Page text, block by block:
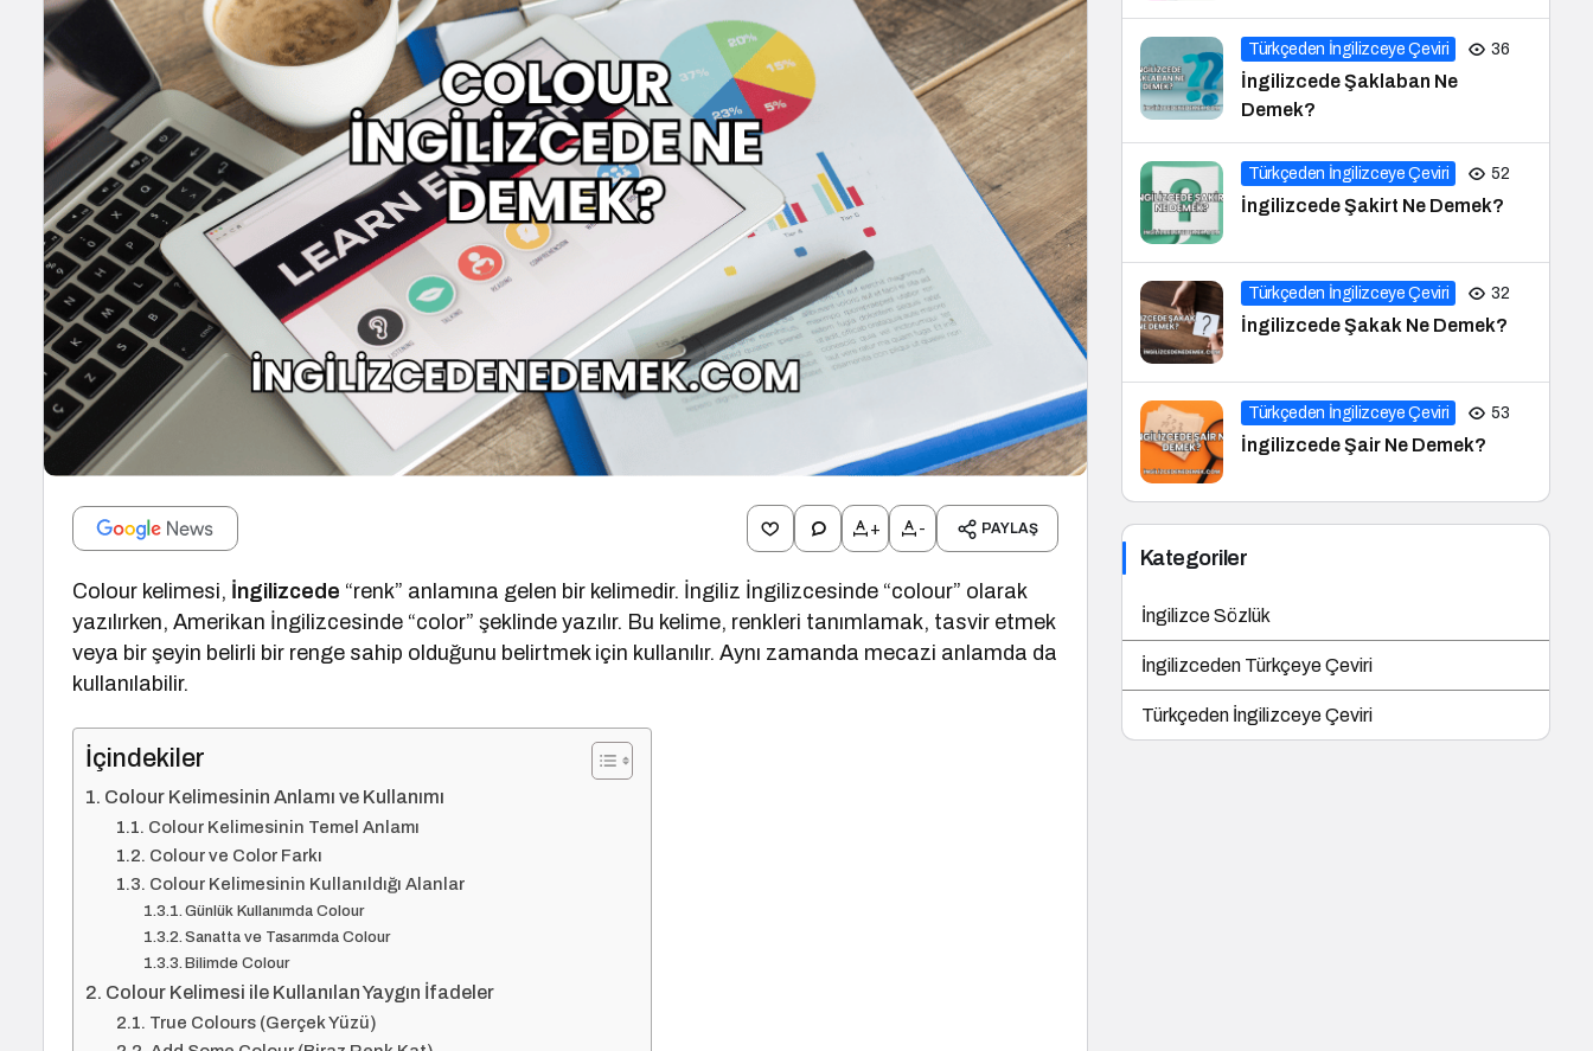
+ - PAYLAŞ
Colour kelimesi, İngilizcede “renk” anlamına gelen bir kelimedir. İngiliz İngilizcesinde “colour” olarak
yazılırken, Amerikan İngilizcesinde “color” şeklinde yazılır. Bu kelime, renkleri tanımlamak, tasvir etmek
veya bir şeyin belirli bir renge sahip olduğunu belirtmek için kullanılır. Aynı zamanda mecazi anlamda da
kullanılabilir.
İçindekiler
Colour Kelimesinin Anlamı ve Kullanımı
Colour Kelimesinin Temel Anlamı
Colour ve Color Farkı
Colour Kelimesinin Kullanıldığı Alanlar
Günlük Kullanımda Colour
Sanatta ve Tasarımda Colour
Bilimde Colour
Colour Kelimesi ile Kullanılan Yaygın İfadeler
True Colours (Gerçek Yüzü)
Türkçeden İngilizceye Çeviri 36
İngilizcede Şaklaban Ne
Demek?
Türkçeden İngilizceye Çeviri 52
İngilizcede Şakirt Ne Demek?
Türkçeden İngilizceye Çeviri 32
İngilizcede Şakak Ne Demek?
Türkçeden İngilizceye Çeviri 53
İngilizcede Şair Ne Demek?
Kategoriler
İngilizce Sözlük
İngilizceden Türkçeye Çeviri
Türkçeden İngilizceye Çeviri